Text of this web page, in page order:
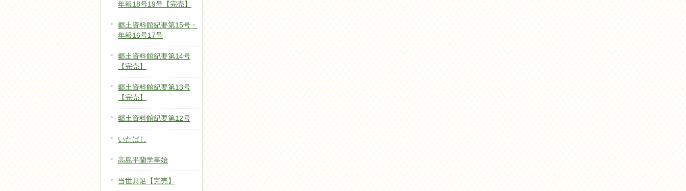
年報18号19号【完売】
郷土資料館紀要第15号・
年報16号17号
郷土資料館紀要第14号
【完売】
郷土資料館紀要第13号
【完売】
郷土資料館紀要第12号
いたばし
高島平蘭学事始
当世具足【完売】